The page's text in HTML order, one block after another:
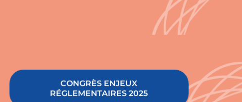
CONGRÈS ENJEUX
RÉGLEMENTAIRES 2025